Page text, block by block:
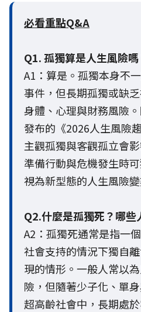
必看重點Q&A
Q1. 孤獨算是人生風險嗎
A1：算是。孤獨本身不
事件，但長期孤獨或缺
身體、心理與財務風險
發布的《2026人生風險
主觀孤獨與客觀孤立會
準備行動與危機發生時
視為新型態的人生風險變
Q2.什麼是孤獨死？哪些
A2：孤獨死通常是指一
社會支持的情況下獨自
現的情形。一般人常以
險，但隨著少子化、單
超高齡社會中，長期處